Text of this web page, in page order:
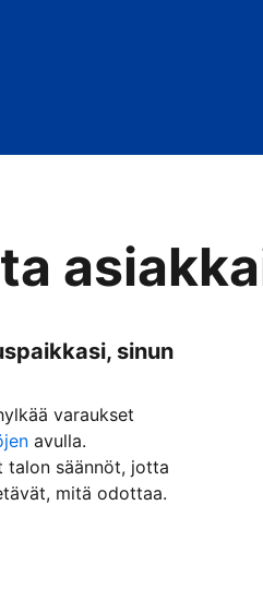
sinun
varaukset
avulla.
talon säännöt, jotta
mitä odottaa.